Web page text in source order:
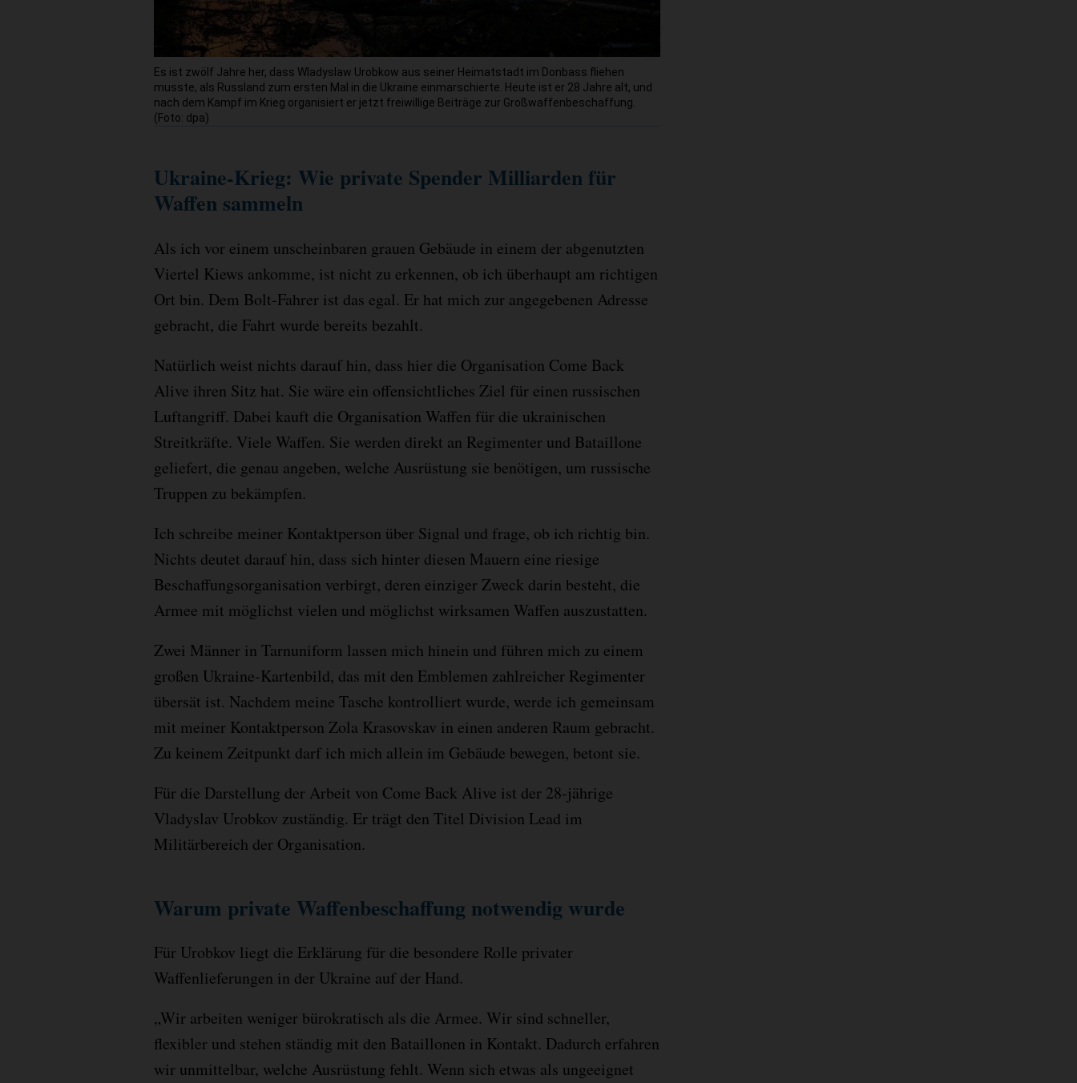
Es ist zwölf Jahre her, dass Wladyslaw Urobkow aus seiner Heimatstadt im Donbass fliehen
musste, als Russland zum ersten Mal in die Ukraine einmarschierte. Heute ist er 28 Jahre alt, und
nach dem Kampf im Krieg organisiert er jetzt freiwillige Beiträge zur Großwaffenbeschaffung.
(Foto: dpa)
Ukraine-Krieg: Wie private Spender Milliarden für
Waffen sammeln
Als ich vor einem unscheinbaren grauen Gebäude in einem der abgenutzten
Viertel Kiews ankomme, ist nicht zu erkennen, ob ich überhaupt am richtigen
Ort bin. Dem Bolt-Fahrer ist das egal. Er hat mich zur angegebenen Adresse
gebracht, die Fahrt wurde bereits bezahlt.
Natürlich weist nichts darauf hin, dass hier die Organisation Come Back
Alive ihren Sitz hat. Sie wäre ein offensichtliches Ziel für einen russischen
Luftangriff. Dabei kauft die Organisation Waffen für die ukrainischen
Streitkräfte. Viele Waffen. Sie werden direkt an Regimenter und Bataillone
geliefert, die genau angeben, welche Ausrüstung sie benötigen, um russische
Truppen zu bekämpfen.
Ich schreibe meiner Kontaktperson über Signal und frage, ob ich richtig bin.
Nichts deutet darauf hin, dass sich hinter diesen Mauern eine riesige
Beschaffungsorganisation verbirgt, deren einziger Zweck darin besteht, die
Armee mit möglichst vielen und möglichst wirksamen Waffen auszustatten.
Zwei Männer in Tarnuniform lassen mich hinein und führen mich zu einem
großen Ukraine-Kartenbild, das mit den Emblemen zahlreicher Regimenter
übersät ist. Nachdem meine Tasche kontrolliert wurde, werde ich gemeinsam
mit meiner Kontaktperson Zola Krasovskav in einen anderen Raum gebracht.
Zu keinem Zeitpunkt darf ich mich allein im Gebäude bewegen, betont sie.
Für die Darstellung der Arbeit von Come Back Alive ist der 28-jährige
Vladyslav Urobkov zuständig. Er trägt den Titel Division Lead im
Militärbereich der Organisation.
Warum private Waffenbeschaffung notwendig wurde
Für Urobkov liegt die Erklärung für die besondere Rolle privater
Waffenlieferungen in der Ukraine auf der Hand.
„Wir arbeiten weniger bürokratisch als die Armee. Wir sind schneller,
flexibler und stehen ständig mit den Bataillonen in Kontakt. Dadurch erfahren
wir unmittelbar, welche Ausrüstung fehlt. Wenn sich etwas als ungeeignet